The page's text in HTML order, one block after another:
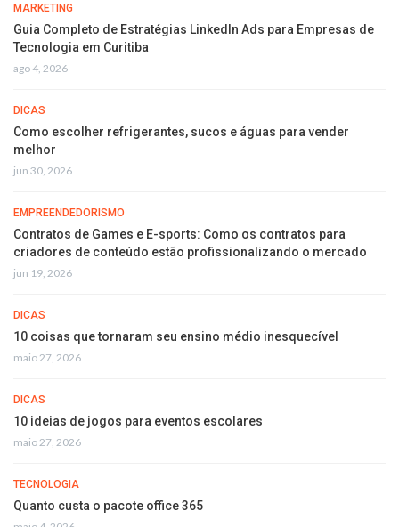
MARKETING
Guia Completo de Estratégias LinkedIn Ads para Empresas de
Tecnologia em Curitiba
ago 4, 2026
DICAS
Como escolher refrigerantes, sucos e águas para vender
melhor
jun 30, 2026
EMPREENDEDORISMO
Contratos de Games e E-sports: Como os contratos para
criadores de conteúdo estão profissionalizando o mercado
jun 19, 2026
DICAS
10 coisas que tornaram seu ensino médio inesquecível
maio 27, 2026
DICAS
10 ideias de jogos para eventos escolares
maio 27, 2026
TECNOLOGIA
Quanto custa o pacote office 365